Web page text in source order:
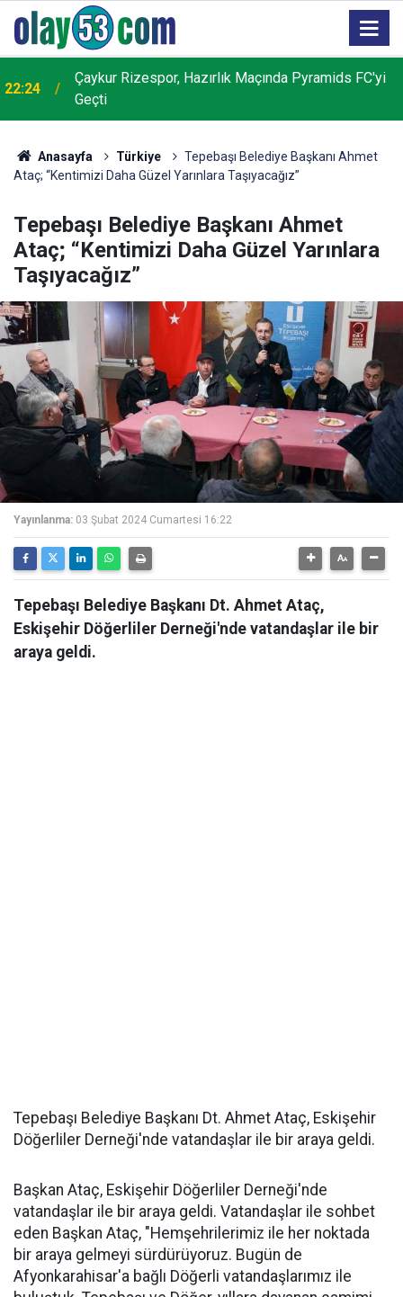
22:24
Çaykur Rizespor, Hazırlık Maçında Pyramids FC'yi
Geçti
Anasayfa Türkiye
Tepebaşı Belediye Başkanı Ahmet
Ataç; “Kentimizi Daha Güzel Yarınlara Taşıyacağız”
Tepebaşı Belediye Başkanı Ahmet
Ataç; “Kentimizi Daha Güzel Yarınlara
Taşıyacağız”
Yayınlanma: 03 Şubat 2024 Cumartesi 16:22
Tepebaşı Belediye Başkanı Dt. Ahmet Ataç,
Eskişehir Döğerliler Derneği'nde vatandaşlar ile bir
araya geldi.
Tepebaşı Belediye Başkanı Dt. Ahmet Ataç, Eskişehir
Döğerliler Derneği'nde vatandaşlar ile bir araya geldi.
Başkan Ataç, Eskişehir Döğerliler Derneği'nde
vatandaşlar ile bir araya geldi. Vatandaşlar ile sohbet
eden Başkan Ataç, "Hemşehrilerimiz ile her noktada
bir araya gelmeyi sürdürüyoruz. Bugün de
Afyonkarahisar'a bağlı Döğerli vatandaşlarımız ile